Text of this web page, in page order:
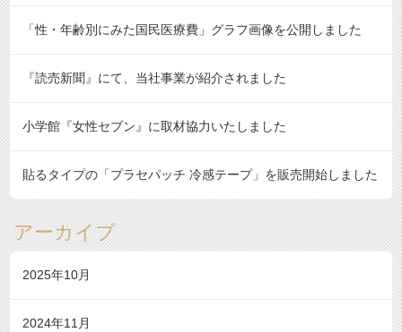
「性・年齢別にみた国民医療費」グラフ画像を公開しました
『読売新聞』にて、当社事業が紹介されました
小学館『女性セブン』に取材協力いたしました
貼るタイプの「プラセパッチ 冷感テープ」を販売開始しました
アーカイブ
2025年10月
2024年11月